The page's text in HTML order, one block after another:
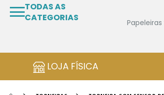
TODAS AS
CATEGORIAS
Papeleiras
LOJA FÍSICA